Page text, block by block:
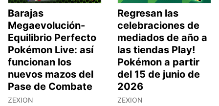
Barajas
Megaevolución-
Equilibrio Perfecto
Pokémon Live: así
funcionan los
nuevos mazos del
Pase de Combate
ZEXION
Regresan las
celebraciones de
mediados de año a
las tiendas Play!
Pokémon a partir
del 15 de junio de
2026
ZEXION